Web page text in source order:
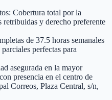
Cobertura total por la
retribuidas y derecho preferente
de 37.5 horas semanales
perfectas para
asegurada en la mayor
presencia en el centro de
Correos, Plaza Central, s/n,